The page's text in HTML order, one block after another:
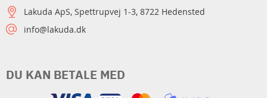
DU KAN BETALE MED
Lakuda ApS, Spettrupvej 1-3, 8722 Hedensted
info@lakuda.dk